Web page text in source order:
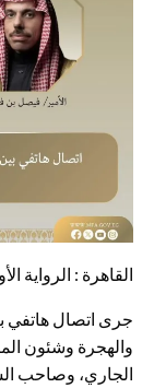
القاهرة : الرواية
جرى اتصال هاتفي
الجاري، وصاحب